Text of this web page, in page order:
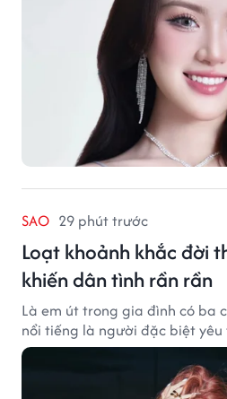
SAO 29 phút trước
Loạt khoảnh khắc đời
khiến dân tình rần rần
Là em út trong gia đình có ba
nổi tiếng là người đặc biệt